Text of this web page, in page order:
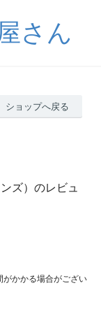
さん
ショップへ戻る
ズ）のレビュ
がかかる場合がござい